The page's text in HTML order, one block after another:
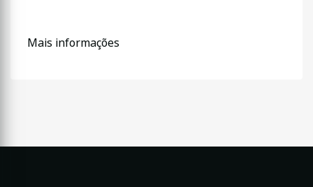
Mais informações